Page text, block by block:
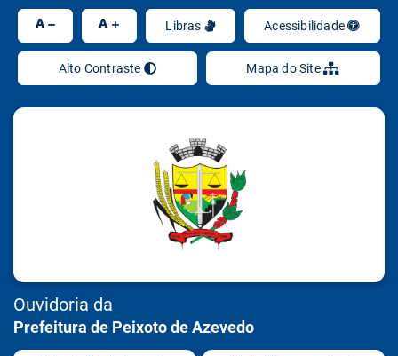
A A Libras Acessibilidade
Alto Contraste Mapa do Site
Ouvidoria da
Prefeitura de Peixoto de Azevedo